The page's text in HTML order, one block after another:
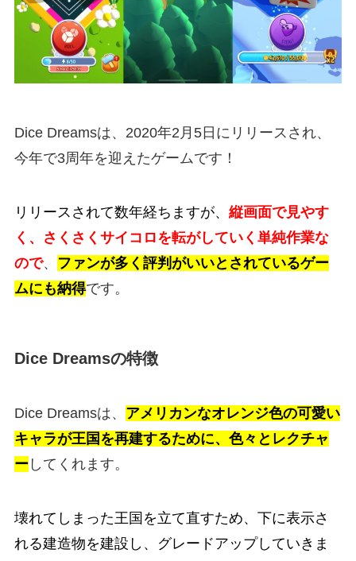
Dice Dreamsは、2020年2月5日にリリースされ、
今年で3周年を迎えたゲームです！
リリースされて数年経ちますが、 縦画面で見やす
く、さくさくサイコロを転がしていく単純作業な
ので、 ファンが多く評判がいいとされているゲー
ムにも納得です。
Dice Dreamsの特徴
Dice Dreamsは、 アメリカンなオレンジ色の可愛い
キャラが王国を再建するために、色々とレクチャ
ーしてくれます。
壊れてしまった王国を立て直すため、下に表示さ
れる建造物を建設し、グレードアップしていきま